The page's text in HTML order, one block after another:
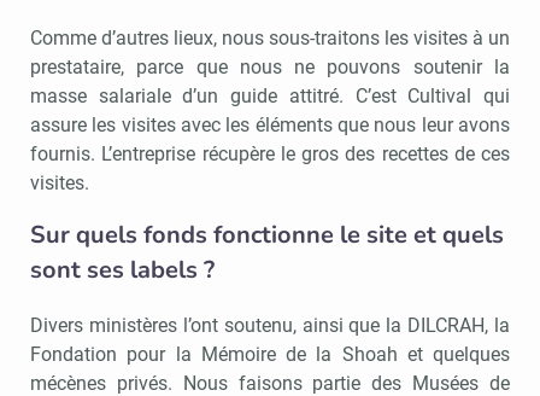
Comme d’autres lieux, nous sous-traitons les visites à un
prestataire, parce que nous ne pouvons soutenir la
masse salariale d’un guide attitré. C’est Cultival qui
assure les visites avec les éléments que nous leur avons
fournis. L’entreprise récupère le gros des recettes de ces
visites.
Sur quels fonds fonctionne le site et quels
sont ses labels ?
Divers ministères l’ont soutenu, ainsi que la DILCRAH, la
Fondation pour la Mémoire de la Shoah et quelques
mécènes privés. Nous faisons partie des Musées de